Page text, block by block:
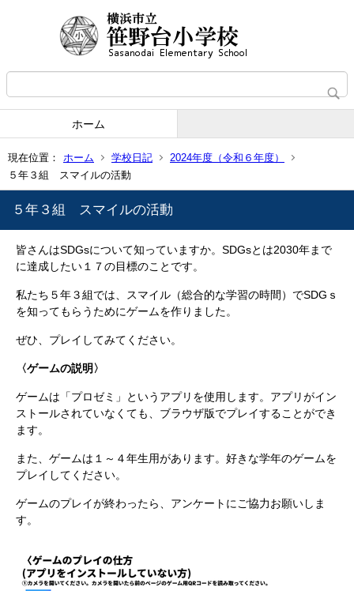
ホーム
現在位置： ホーム 学校日記
2024年度（令和６年度）
５年３組 スマイルの活動
５年３組 スマイルの活動
皆さんはSDGsについて知っていますか。SDGsとは2030年まで
に達成したい１７の目標のことです。
私たち５年３組では、スマイル（総合的な学習の時間）でSDGｓ
を知ってもらうためにゲームを作りました。
ぜひ、プレイしてみてください。
〈ゲームの説明〉
ゲームは「プロゼミ」というアプリを使用します。アプリがイン
ストールされていなくても、ブラウザ版でプレイすることができ
ます。
また、ゲームは１～４年生用があります。好きな学年のゲームを
プレイしてください。
ゲームのプレイが終わったら、アンケートにご協力お願いしま
す。